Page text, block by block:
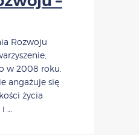
Rozwoju
w 2008 roku.
angażuje się
życia
…